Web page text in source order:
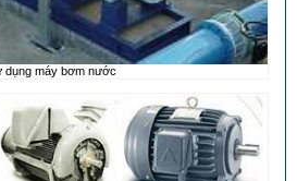
dụng máy bơm nước